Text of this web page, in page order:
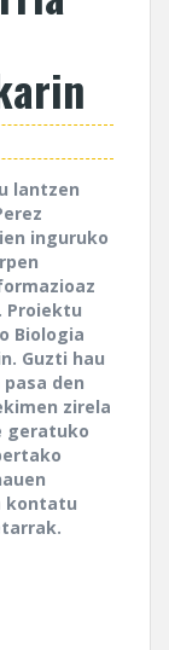
lantzen
inguruko
Proiektu
Biologia
Guzti hau
den
zirela
geratuko
kontatu